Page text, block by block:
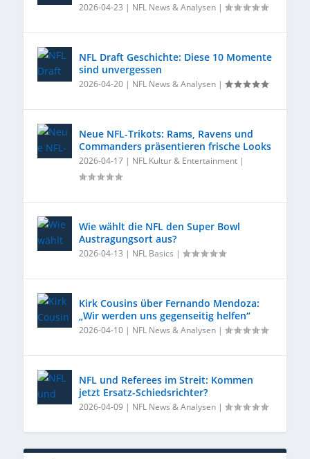
2026-04-23 | NFL News & Analysen |
NFL Draft Geschichte: Diese 10 Momente
sind unvergessen
2026-04-20 | NFL News & Analysen |
Neue NFL-Trikots: Rams, Ravens und
Commanders präsentieren frische Looks
2026-04-17 | NFL Kultur & Entertainment |
Wie wählt die NFL den Super Bowl
Austragungsort aus?
2026-04-13 | NFL Basics |
Kirk Cousins über Fernando Mendoza:
„Wir werden uns gegenseitig helfen“
2026-04-10 | NFL News & Analysen |
NFL und Referees im Streit: Kommen
jetzt Ersatz-Schiedsrichter?
2026-04-09 | NFL News & Analysen |